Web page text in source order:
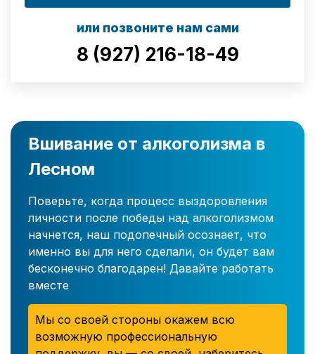
или позвоните нам сами
8 (927) 216-18-49
Вшивание от алкоголизма в
Лесном
Поверьте, когда процесс выздоровления
личности после победы над алкоголизмом
начнется, наш подопечный осознает, что
именно вы для него сделали, он будет вам
бесконечно благодарен! Давайте работать
вместе
Мы со своей стороны окажем всю
возможную профессиональную